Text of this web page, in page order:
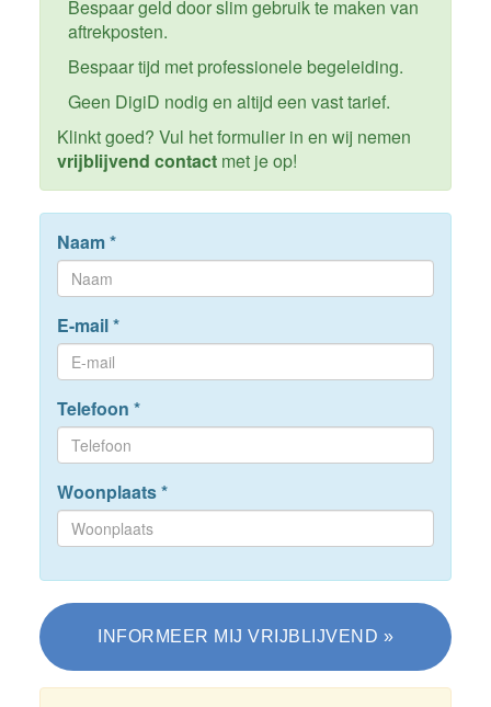
Bespaar geld door slim gebruik te maken van
aftrekposten.
Bespaar tijd met professionele begeleiding.
Geen DigiD nodig en altijd een vast tarief.
Klinkt goed? Vul het formulier in en wij nemen
vrijblijvend contactmet je op!
Naam*
E-mail*
Telefoon *
Woonplaats*